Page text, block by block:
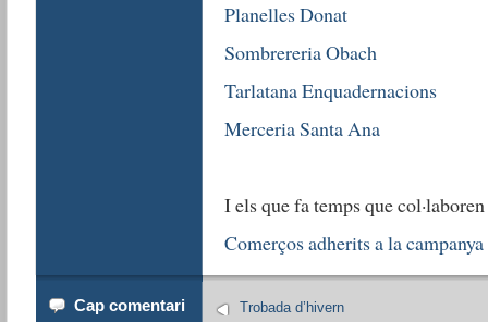
Planelles Donat
Sombrereria Obach
Tarlatana Enquadernacions
Merceria Santa Ana
I els que fa temps que
Comerços adherits a la
Cap comentari Trobada d’hivern